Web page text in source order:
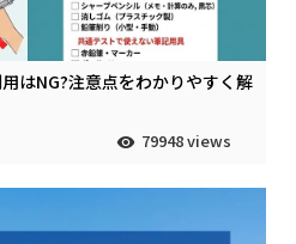
はNG?注意点をわかりやすく解
79948 views